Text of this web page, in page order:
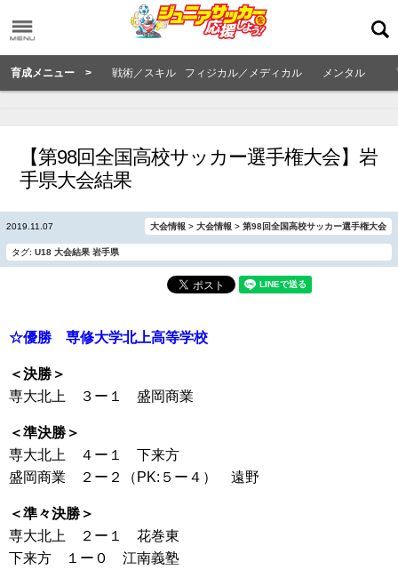
育成メニュー > 戦術／スキル フィジカル／メディカル メンタル
【第98回全国高校サッカー選手権大会】岩
手県大会結果
2019.11.07 大会情報 > 大会情報 > 第98回全国高校サッカー選手権大会
タグ: U18 大会結果 岩手県
☆優勝 専修大学北上高等学校
＜決勝＞
専大北上 ３ー１ 盛岡商業
＜準決勝＞
専大北上 ４ー１ 下来方
盛岡商業 ２ー２（PK:５ー４） 遠野
＜準々決勝＞
専大北上 ２ー１ 花巻東
下来方 １ー０ 江南義塾